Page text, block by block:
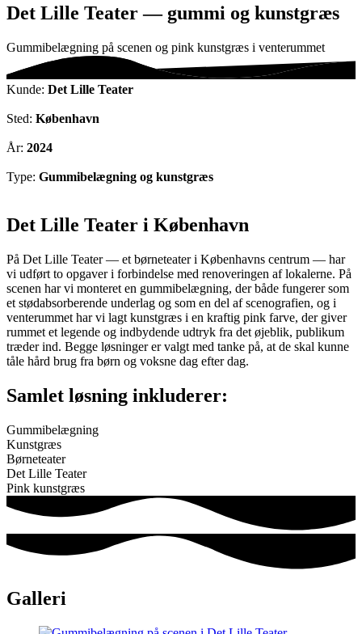
Det Lille Teater — gummi og kunstgræs
Gummibelægning på scenen og pink kunstgræs i venterummet
Kunde: Det Lille Teater
Sted: København
År: 2024
Type: Gummibelægning og kunstgræs
Det Lille Teater i København
På Det Lille Teater — et børneteater i Københavns centrum — har
vi udført to opgaver i forbindelse med renoveringen af lokalerne. På
scenen har vi monteret en gummibelægning, der både fungerer som
et stødabsorberende underlag og som en del af scenografien, og i
venterummet har vi lagt kunstgræs i en kraftig pink farve, der giver
rummet et legende og indbydende udtryk fra det øjeblik, publikum
træder ind. Begge løsninger er valgt med tanke på, at de skal kunne
tåle hård brug fra børn og voksne dag efter dag.
Samlet løsning inkluderer:
Gummibelægning
Kunstgræs
Børneteater
Det Lille Teater
Pink kunstgræs
Galleri